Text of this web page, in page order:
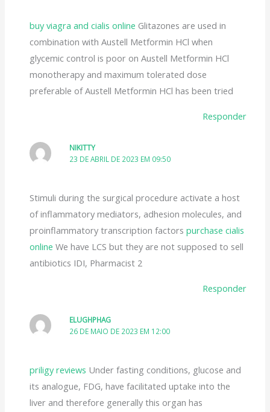
buy viagra and cialis online Glitazones are used in
combination with Austell Metformin HCl when
glycemic control is poor on Austell Metformin HCl
monotherapy and maximum tolerated dose
preferable of Austell Metformin HCl has been tried
Responder
NIKITTY
23 DE ABRIL DE 2023 EM 09:50
Stimuli during the surgical procedure activate a host
of inflammatory mediators, adhesion molecules, and
proinflammatory transcription factors purchase cialis
online We have LCS but they are not supposed to sell
antibiotics IDI, Pharmacist 2
Responder
ELUGHPHAG
26 DE MAIO DE 2023 EM 12:00
priligy reviews Under fasting conditions, glucose and
its analogue, FDG, have facilitated uptake into the
liver and therefore generally this organ has